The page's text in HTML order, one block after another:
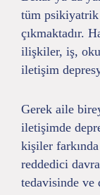
tüm psikiyatrik
çıkmaktadır.
ilişkiler, iş,
iletişim
Gerek aile
iletişimde
kişiler
reddedici
tedavisinde ve